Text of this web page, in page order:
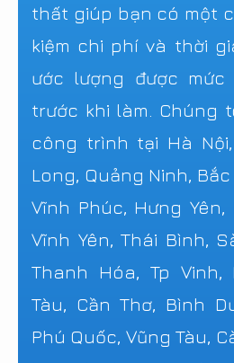
thất giúp bạn có một
kiệm chi phí và thời
ước lượng được
trước khi làm. Chúng
công trình tại Hà
Long, Quảng Ninh,
Vĩnh Phúc, Hưng Yên,
Vĩnh Yên, Thái Bình,
Thanh Hóa, Tp Vinh,
Tàu, Cần Thơ, Bình
Phú Quốc, Vũng Tàu,